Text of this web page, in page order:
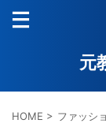
元
HOME > ファッシ